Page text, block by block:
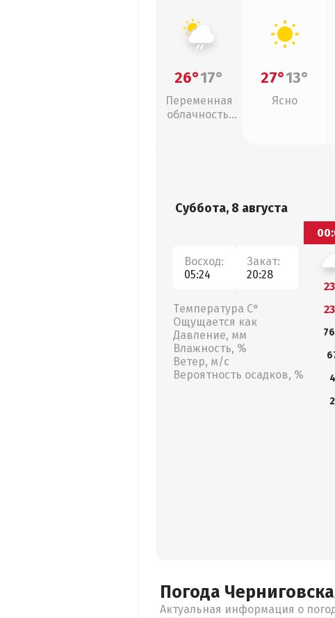
26°17°
Переменная
облачность,
27°13°
Ясно
Суббота, 8 августа
Восход:
05:24
Закат:
20:28
Температура С°
Ощущается как
Давление, мм
Влажность, %
Ветер, м/с
Вероятность осадков, %
4
2
Погода
Актуальная информация о